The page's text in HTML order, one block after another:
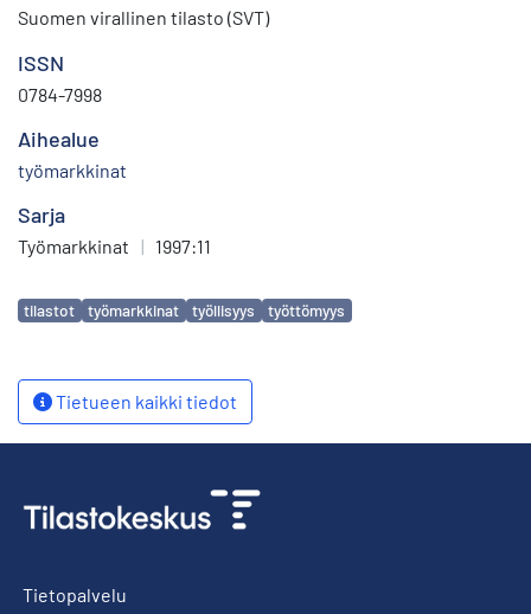
Suomen virallinen tilasto (SVT)
ISSN
0784-7998
Aihealue
työmarkkinat
Sarja
Työmarkkinat | 1997:11
Avainsanat
tilastot työmarkkinat työllisyys työttömyys
Tietueen kaikki tiedot
Tietopalvelu